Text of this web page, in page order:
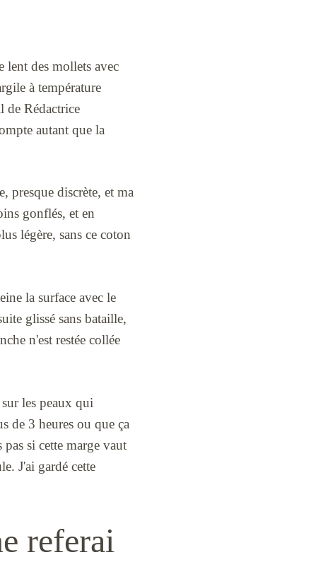
lent des mollets avec
à température
de Rédactrice
autant que la
presque discrète, et ma
gonflés, et en
légère, sans ce coton
la surface avec le
glissé sans bataille,
n'est restée collée
les peaux qui
de 3 heures ou que ça
si cette marge vaut
J'ai gardé cette
referai